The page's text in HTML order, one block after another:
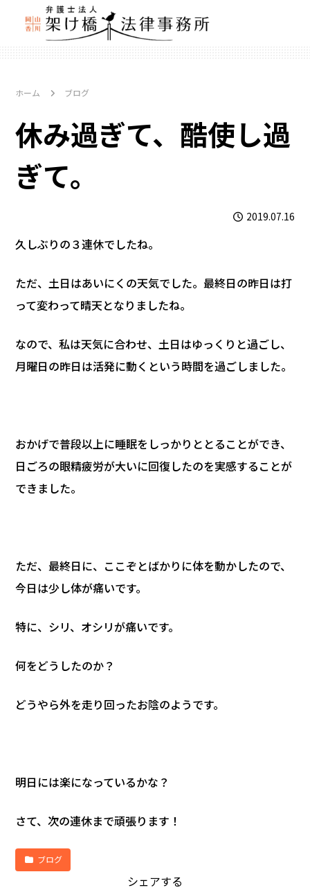
ホーム ブログ
休み過ぎて、酷使し過
ぎて。
2019.07.16
久しぶりの３連休でしたね。
ただ、土日はあいにくの天気でした。最終日の昨日は打
って変わって晴天となりましたね。
なので、私は天気に合わせ、土日はゆっくりと過ごし、
月曜日の昨日は活発に動くという時間を過ごしました。
おかげで普段以上に睡眠をしっかりととることができ、
日ごろの眼精疲労が大いに回復したのを実感することが
できました。
ただ、最終日に、ここぞとばかりに体を動かしたので、
今日は少し体が痛いです。
特に、シリ、オシリが痛いです。
何をどうしたのか？
どうやら外を走り回ったお陰のようです。
明日には楽になっているかな？
さて、次の連休まで頑張ります！
ブログ
シェアする